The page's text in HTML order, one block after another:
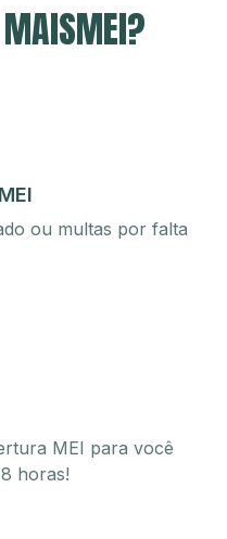
MAISMEI?
ou multas por falta
MEI para você
horas!